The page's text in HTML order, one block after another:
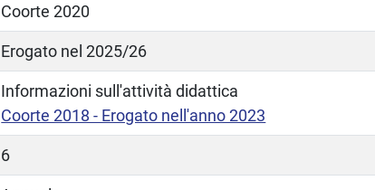
Coorte 2020
Erogato nel 2025/26
Informazioni sull'attività didattica
Coorte 2018 - Erogato nell'anno 2023
6